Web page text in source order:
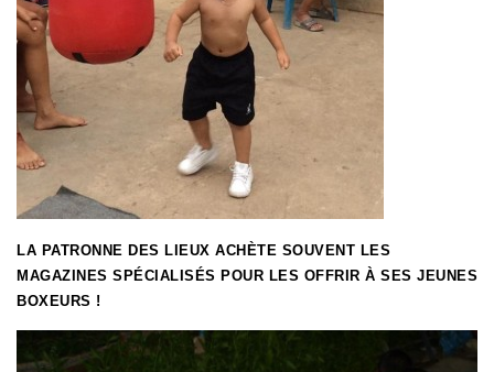
LA PATRONNE DES LIEUX ACHÈTE SOUVENT LES
MAGAZINES SPÉCIALISÉS POUR LES OFFRIR À SES JEUNES
BOXEURS !